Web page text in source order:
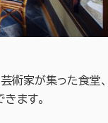
術家が集った食堂、
ます。